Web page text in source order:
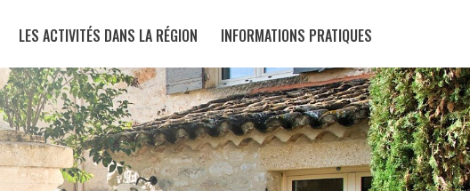
LES ACTIVITÉS DANS LA RÉGION INFORMATIONS PRATIQUES